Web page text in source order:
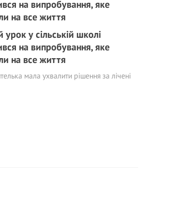
у сільській школі
на випробування, яке
на все життя
мала ухвалити рішення за лічені